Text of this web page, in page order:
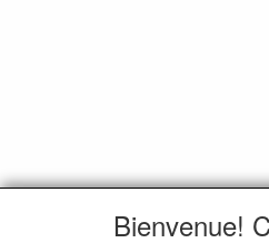
Bienvenue!